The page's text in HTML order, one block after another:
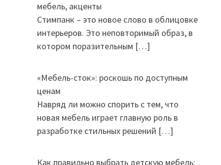
мебель, акценты
Стимпанк – это новое слово в облицовке
интерьеров. Это неповторимый образ, в
котором поразительным […]
«Мебель-сток»: роскошь по доступным
ценам
Навряд ли можно спорить с тем, что
новая мебель играет главную роль в
разработке стильных решений […]
Как правильно выбрать детскую мебель: